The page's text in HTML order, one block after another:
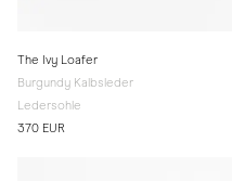
The Ivy Loafer
Burgundy Kalbsleder
Ledersohle
370 EUR